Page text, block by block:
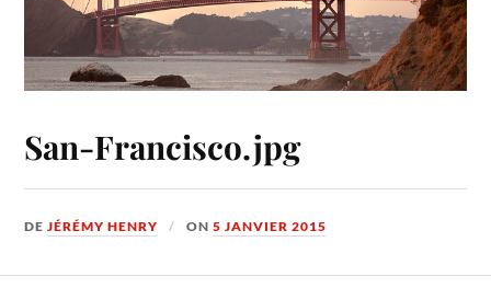
San-Francisco.jpg
DEJÉRÉMY HENRY ON5 JANVIER 2015